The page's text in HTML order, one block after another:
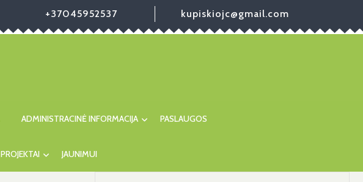
+37045952537 kupiskiojc@gmail.com
ADMINISTRACINĖ INFORMACIJA PASLAUGOS
PROJEKTAI JAUNIMUI